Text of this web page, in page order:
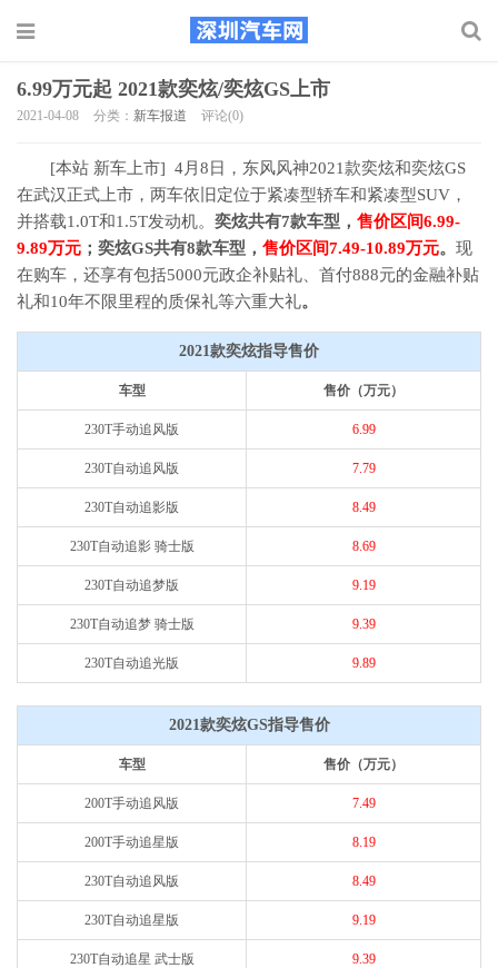
6.99万元起 2021款奕炫/奕炫GS上市
2021-04-08 分类： 新车报道 评论(0)
[本站 新车上市] 4月8日，东风风神2021款奕炫和奕炫GS
在武汉正式上市，两车依旧定位于紧凑型轿车和紧凑型SUV，
并搭载1.0T和1.5T发动机。 奕炫共有7款车型， 售价区间6.99-
9.89万元 ；奕炫GS共有8款车型， 售价区间7.49-10.89万元。 现
在购车，还享有包括5000元政企补贴礼、首付888元的金融补贴
礼和10年不限里程的质保礼等六重大礼。
2021款奕炫指导售价
车型 售价（万元）
230T手动追风版 6.99
230T自动追风版 7.79
230T自动追影版 8.49
230T自动追影 骑士版 8.69
230T自动追梦版 9.19
230T自动追梦 骑士版 9.39
230T自动追光版 9.89
2021款奕炫GS指导售价
车型 售价（万元）
200T手动追风版 7.49
200T手动追星版 8.19
230T自动追风版 8.49
230T自动追星版 9.19
230T自动追星 武士版 9.39